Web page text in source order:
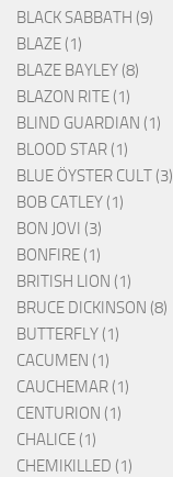
BLACK SABBATH (9)
BLAZE (1)
BLAZE BAYLEY (8)
BLAZON RITE (1)
BLIND GUARDIAN (1)
BLOOD STAR (1)
BLUE ÖYSTER CULT (3)
BOB CATLEY (1)
BON JOVI (3)
BONFIRE (1)
BRITISH LION (1)
BRUCE DICKINSON (8)
BUTTERFLY (1)
CACUMEN (1)
CAUCHEMAR (1)
CENTURION (1)
CHALICE (1)
CHEMIKILLED (1)